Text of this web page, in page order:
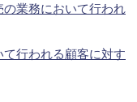
業務において行われ
行われる顧客に対す